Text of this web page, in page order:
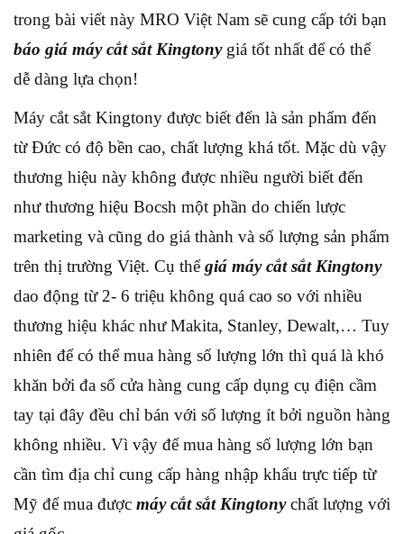
trong bài viết này MRO Việt Nam sẽ cung cấp tới bạn
báo giá máy cắt sắt Kingtonygiá tốt nhất để có thể
dễ dàng lựa chọn!
Máy cắt sắt Kingtony được biết đến là sản phẩm đến
từ Đức có độ bền cao, chất lượng khá tốt. Mặc dù vậy
thương hiệu này không được nhiều người biết đến
như thương hiệu Bocsh một phần do chiến lược
marketing và cũng do giá thành và số lượng sản phẩm
trên thị trường Việt. Cụ thểgiá máy cắt sắt Kingtony
dao động từ 2- 6 triệu không quá cao so với nhiều
thương hiệu khác như Makita, Stanley, Dewalt,… Tuy
nhiên để có thể mua hàng số lượng lớn thì quá là khó
khăn bởi đa số cửa hàng cung cấp dụng cụ điện cầm
tay tại đây đều chỉ bán với số lượng ít bởi nguồn hàng
không nhiều. Vì vậy để mua hàng số lượng lớn bạn
cần tìm địa chỉ cung cấp hàng nhập khẩu trực tiếp từ
Mỹ để mua được máy cắt sắt Kingtonychất lượng với